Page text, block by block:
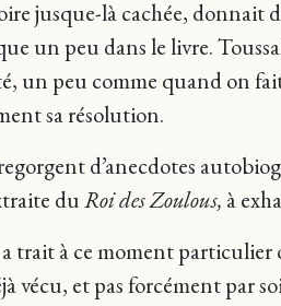
jusque-là cachée, donnait
un peu dans le livre.
un peu comme quand on
sa résolution.
d’anecdotes
duRoi des Zoulous, à
trait à ce moment
vécu, et pas forcément par